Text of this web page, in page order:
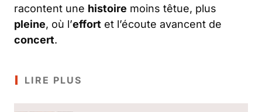
racontent une histoire moins têtue, plus
pleine, où l’effort et l’écoute avancent de
concert.
LIRE PLUS